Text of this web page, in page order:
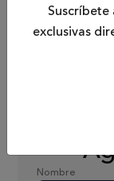
exclusivas
2177 kg
Nombre